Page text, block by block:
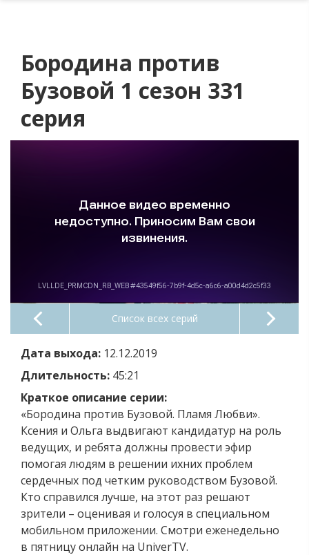
Бородина против
Бузовой 1 сезон 331
серия
Список всех серий
Дата выхода: 12.12.2019
Длительность: 45:21
Краткое описание серии:
«Бородина против Бузовой. Пламя Любви».
Ксения и Ольга выдвигают кандидатур на роль
ведущих, и ребята должны провести эфир
помогая людям в решении ихних проблем
сердечных под четким руководством Бузовой.
Кто справился лучше, на этот раз решают
зрители – оценивая и голосуя в специальном
мобильном приложении. Смотри еженедельно
в пятницу онлайн на UniverTV.